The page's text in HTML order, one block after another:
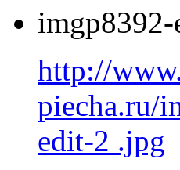
http://
piecha.ru/
edit-2 .jpg